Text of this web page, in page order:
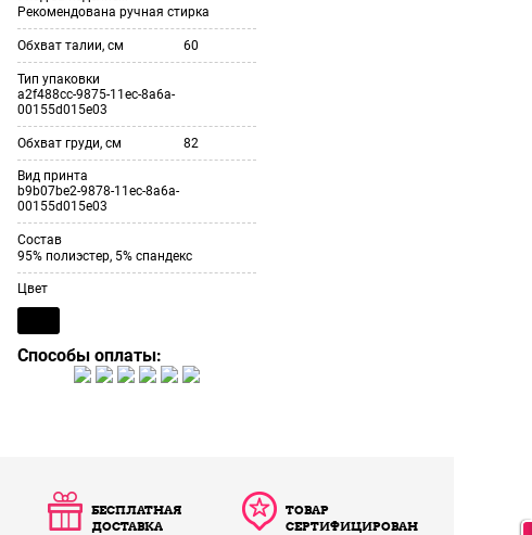
Рекомендована ручная стирка
Обхват талии, см 60
Тип упаковки
a2f488cc-9875-11ec-8a6a-
00155d015e03
Обхват груди, см 82
Вид принта
b9b07be2-9878-11ec-8a6a-
00155d015e03
Состав
95% полиэстер, 5% спандекс
Цвет
Способы оплаты:
БЕСПЛАТНАЯ
ДОСТАВКА
ТОВАР
СЕРТИФИЦИРОВАН